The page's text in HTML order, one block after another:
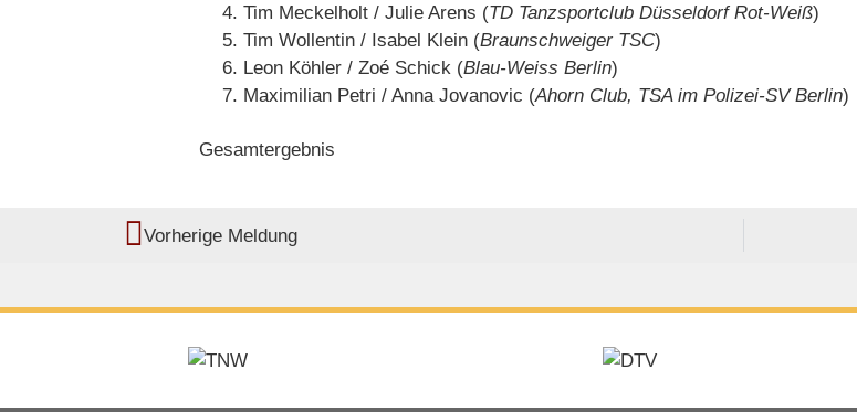
Tim Meckelholt / Julie Arens (TD Tanzsportclub Düsseldorf Rot-Weiß)
Tim Wollentin / Isabel Klein (Braunschweiger TSC)
Leon Köhler / Zoé Schick (Blau-Weiss Berlin)
Maximilian Petri / Anna Jovanovic (Ahorn Club, TSA im Polizei-SV Berlin)
Gesamtergebnis
Vorherige Meldung